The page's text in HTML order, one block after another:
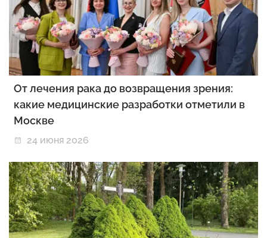
От лечения рака до возвращения зрения:
какие медицинские разработки отметили в
Москве
24 июня 2026